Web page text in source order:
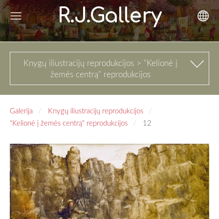
R.J.Gallery
Knygų iliustracijų reprodukcijos > "Kelionė į
žemės centrą" reprodukcijos
Galerija
Knygų iliustracijų reprodukcijos
"Kelionė į žemės centrą" reprodukcijos
12